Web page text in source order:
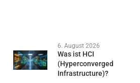
6. August 2026
Was ist HCI
(Hyperconverged
Infrastructure)?